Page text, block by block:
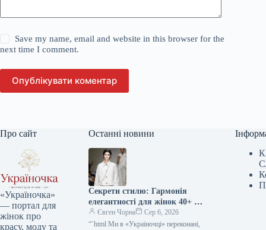
Save my name, email and website in this browser for the
next time I comment.
Опублікувати коментар
Про сайт
«Україночка»
— портал для
жінок про
красу, моду та
Останні новини
Секрети стилю: Гармонія
елегантності для жінок 40+ від
топ-стилістки
Євген Чорна
Сер 6, 2026
“`html Ми в «Україночці» переконані,